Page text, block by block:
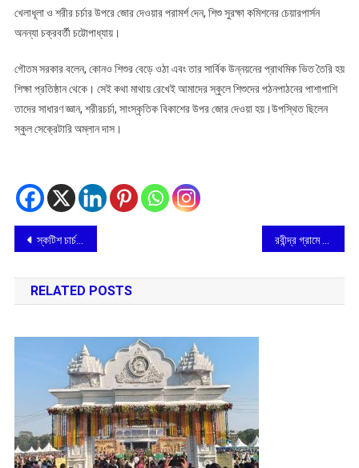
খেলাধূলা ও শরীর চর্চার উপরে জোর দেওয়ার পরামর্শ দেন, শিশু সুরক্ষা কমিশনের চেয়ারপার্সন
অনন্যা চক্রবর্তী চট্টোপাধ্যায়।
গৌতম সরকার বলেন, কোনও শিশুর বেড়ে ওঠা এবং তার সার্বিক উন্নয়নের প্রাথমিক ভিত তৈরি হয়
শিক্ষা প্রতিষ্ঠান থেকে। সেই কথা মাথায় রেখেই আমাদের স্কুলে শিশুদের পঠনপাঠনের পাশাপাশি
তাদের সাধারণ জ্ঞান, শরীরচর্চা, সাংস্কৃতিক বিকাশের উপর জোর দেওয়া হয়।উপস্থিত ছিলেন
স্কুল সেক্রেটারি অম্লান দাস।
Post
navigation
স্কটিশ চার্চ কলেজে প্রভুপাদের নামে সেমিনার কক্ষ
RELATED POSTS